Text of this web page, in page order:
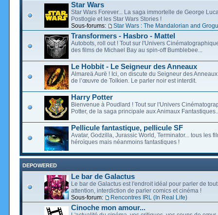
Star Wars
Star Wars Forever... La saga immortelle de George
Postlogie et les Star Wars Stories !
Sous-forums:
Star Wars : The Mandalorian and Grogu
Transformers - Hasbro - Mattel
Autobots, roll out ! Tout sur l'Univers
des films de Michael Bay au spin-off Bumblebee...
Le Hobbit - Le Seigneur des Anneaux
Almareä Aurë ! Ici, on discute du Seigneur des
de l’œuvre de Tolkien. Le parler noir est interdit.
Harry Potter
Bienvenue à Poudlard ! Tout sur l'Univers
Potter, de la saga principale aux Animaux
Pellicule fantastique, pellicule SF
Avatar, Godzilla, Jurassic World, Terminator... tous les
héroïques mais néanmoins fantastiques !
DEPOWERED
Le bar de Galactus
Le bar de Galactus est l'endroit idéal pour parler de
attention, interdiction de parler comics et cinéma !
Sous-forum:
Rencontres IRL (In Real Life)
Cinoche mon amour...